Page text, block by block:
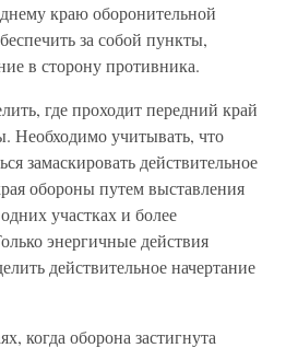
краю оборонительной
за собой пункты,
в сторону противника.
где проходит передний край
Необходимо учитывать, что
замаскировать действительное
обороны путем выставления
участках и более
энергичные действия
действительное начертание
когда оборона застигнута